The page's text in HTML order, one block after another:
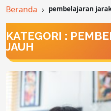
Beranda › pembelajaran
KATEGORI :
JAUH